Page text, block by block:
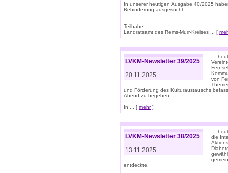
In unserer heutigen Ausgabe 40/2025
Behinderung ausgesucht:
Teilhabe
Landratsamt des Rems-Murr-Kreises ... [
LVKM-Newsletter 39/2025
20.11.2025
…
von
und Förderung des Kulturaustauschs
Abend zu begehen ...
In ... [ mehr]
LVKM-Newsletter 38/2025
13.11.2025
…
die
entdeckte.